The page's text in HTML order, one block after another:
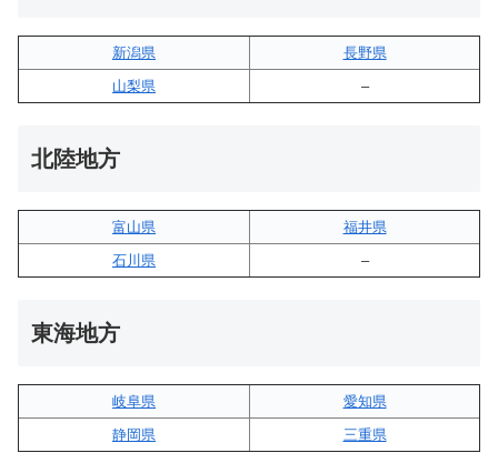
新潟県
長野県
山梨県
–
北陸地方
富山県
福井県
石川県
–
東海地方
岐阜県
愛知県
静岡県
三重県